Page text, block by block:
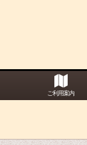
ご利用案内